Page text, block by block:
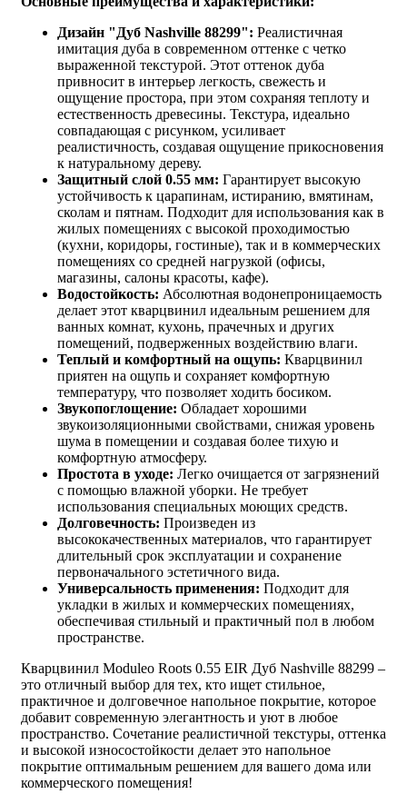
Дизайн "Дуб Nashville 88299": Реалистичная
имитация дуба в современном оттенке с четко
выраженной текстурой. Этот оттенок дуба
привносит в интерьер легкость, свежесть и
ощущение простора, при этом сохраняя теплоту и
естественность древесины. Текстура, идеально
совпадающая с рисунком, усиливает
реалистичность, создавая ощущение прикосновения
к натуральному дереву.
Защитный слой 0.55 мм: Гарантирует высокую
устойчивость к царапинам, истиранию, вмятинам,
сколам и пятнам. Подходит для использования как в
жилых помещениях с высокой проходимостью
(кухни, коридоры, гостиные), так и в коммерческих
помещениях со средней нагрузкой (офисы,
магазины, салоны красоты, кафе).
Водостойкость: Абсолютная водонепроницаемость
делает этот кварцвинил идеальным решением для
ванных комнат, кухонь, прачечных и других
помещений, подверженных воздействию влаги.
Теплый и комфортный на ощупь: Кварцвинил
приятен на ощупь и сохраняет комфортную
температуру, что позволяет ходить босиком.
Звукопоглощение: Обладает хорошими
звукоизоляционными свойствами, снижая уровень
шума в помещении и создавая более тихую и
комфортную атмосферу.
Простота в уходе: Легко очищается от загрязнений
с помощью влажной уборки. Не требует
использования специальных моющих средств.
Долговечность: Произведен из
высококачественных материалов, что гарантирует
длительный срок эксплуатации и сохранение
первоначального эстетичного вида.
Универсальность применения: Подходит для
укладки в жилых и коммерческих помещениях,
обеспечивая стильный и практичный пол в любом
пространстве.
Кварцвинил Moduleo Roots 0.55 EIR Дуб Nashville 88299 –
это отличный выбор для тех, кто ищет стильное,
практичное и долговечное напольное покрытие, которое
добавит современную элегантность и уют в любое
пространство. Сочетание реалистичной текстуры, оттенка
и высокой износостойкости делает это напольное
покрытие оптимальным решением для вашего дома или
коммерческого помещения!